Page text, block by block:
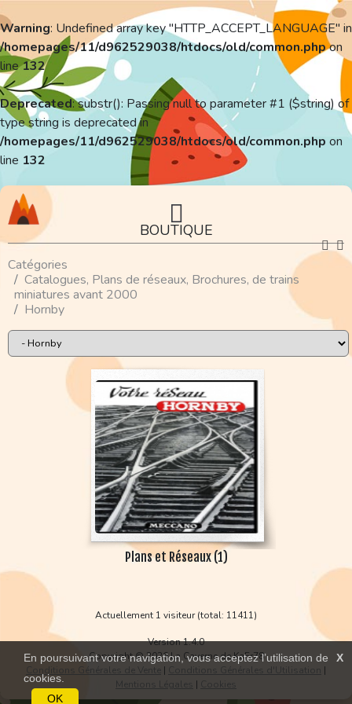
Warning: Undefined array key "HTTP_ACCEPT_LANGUAGE" in
/homepages/11/d962529038/htdocs/old/common.phpon
line132
Deprecated: substr(): Passing null to parameter #1 ($string) of
type string is deprecated in
/homepages/11/d962529038/htdocs/old/common.php on
line 132
BOUTIQUE
Catégories
Catalogues, Plans de réseaux, Brochures, de trains
miniatures avant 2000
Hornby
Plans et Réseaux (1)
Actuellement 1 visiteur (total: 11411)
Version 1.4.0
Copyright © 2026 La Caverne de KaFr78
Conditions Générales de Vente | Conditions Générales d'Utilisation |
Mentions Légales
| Cookies
X
En poursuivant votre navigation, vous acceptez l’utilisation de
cookies.
OK